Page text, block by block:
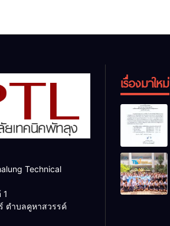
Technical
1
ตำบลคูหาสวรรค์
เรื่องมาใหม่